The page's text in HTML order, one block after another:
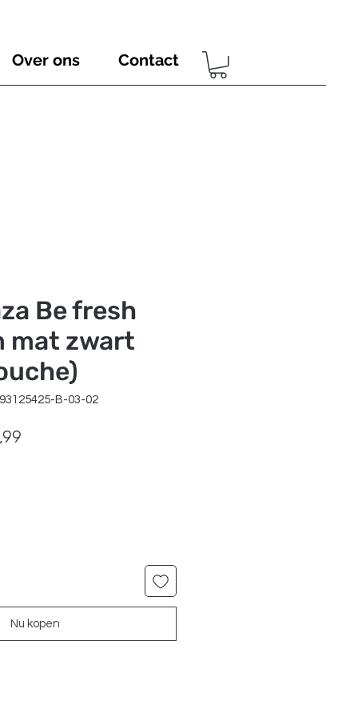
Over ons Contact
Be fresh
mat zwart
B-03-02
Nu kopen